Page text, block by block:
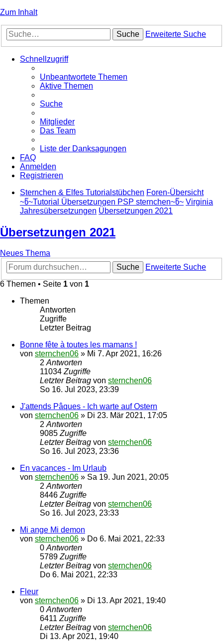
Zum Inhalt
Suche Erweiterte Suche
Schnellzugriff
Unbeantwortete Themen
Aktive Themen
Suche
Mitglieder
Das Team
Liste der Danksagungen
FAQ
Anmelden
Registrieren
Sternchen & Elfes Tutorialstübchen Foren-Übersicht
~წ~Tutorial Übersetzungen PSP sternchen~წ~ Virginia
Jahresübersetzungen Übersetzungen 2021
Übersetzungen 2021
Neues Thema
Suche
Erweiterte Suche
6 Themen • Seite 1 von 1
Themen
Antworten
Zugriffe
Letzter Beitrag
Bonne fête à toutes les mamans !
von sternchen06 » Mi 7. Apr 2021, 16:26
2 Antworten
11034 Zugriffe
Letzter Beitrag von sternchen06
So 16. Jul 2023, 23:39
J'attends Pâques - Ich warte auf Ostern
von sternchen06 » Di 23. Mär 2021, 17:05
2 Antworten
9085 Zugriffe
Letzter Beitrag von sternchen06
So 16. Jul 2023, 23:36
En vacances - Im Urlaub
von sternchen06 » Sa 19. Jun 2021, 20:05
2 Antworten
8446 Zugriffe
Letzter Beitrag von sternchen06
So 16. Jul 2023, 23:33
Mi ange Mi demon
von sternchen06 » Do 6. Mai 2021, 22:33
0 Antworten
5789 Zugriffe
Letzter Beitrag von sternchen06
Do 6. Mai 2021, 22:33
Fleur
von sternchen06 » Di 13. Apr 2021, 19:40
0 Antworten
6411 Zugriffe
Letzter Beitrag von sternchen06
Di 13. Apr 2021, 19:40